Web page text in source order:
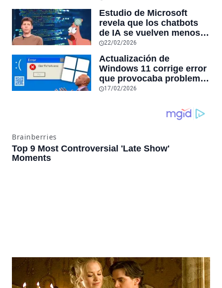
futuro: “Solo sobrevivirán
las aplicaciones con
sensores únicos o
conexiones especiales a
hardware
Estudio de Microsoft
revela que los chatbots
de IA se vuelven menos
confiables mientras más
tiempo hablas con ellos:
la falta de confiabilidad
sube un 112%
22/02/2026
Actualización de
Windows 11 corrige error
que provocaba problemas
al jugar en PC: los
producían desde 2023
17/02/2026